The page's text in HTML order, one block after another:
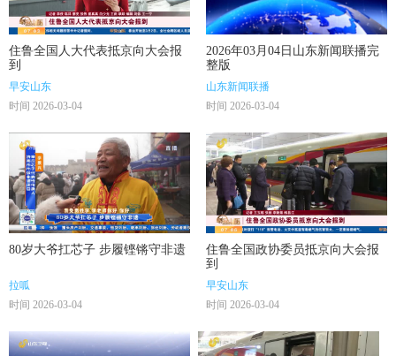
住鲁全国人大代表抵京向大会报
到
早安山东
时间 2026-03-04
2026年03月04日山东新闻联播完
整版
山东新闻联播
时间 2026-03-04
80岁大爷扛芯子 步履铿锵守非遗
拉呱
时间 2026-03-04
住鲁全国政协委员抵京向大会报
到
早安山东
时间 2026-03-04